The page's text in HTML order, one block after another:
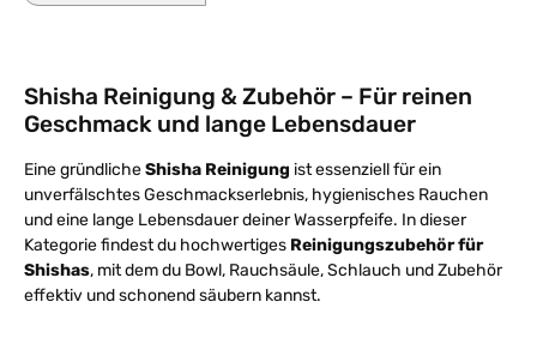
Shisha Reinigung & Zubehör – Für reinen
Geschmack und lange Lebensdauer
Eine gründlicheShisha Reinigung ist essenziell für ein
unverfälschtes Geschmackserlebnis, hygienisches Rauchen
und eine lange Lebensdauer deiner Wasserpfeife. In dieser
Kategorie findest du hochwertiges Reinigungszubehör für
Shishas, mit dem du Bowl, Rauchsäule, Schlauch und Zubehör
effektiv und schonend säubern kannst.